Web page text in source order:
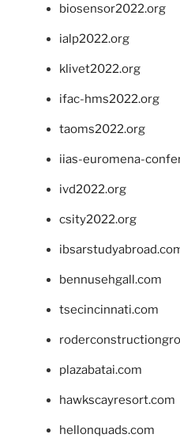
biosensor2022.org
ialp2022.org
klivet2022.org
ifac-hms2022.org
taoms2022.org
iias-euromena-
ivd2022.org
csity2022.org
bennusehgall.com
tsecincinnati.com
plazabatai.com
hawkscayresort.com
hellonquads.com